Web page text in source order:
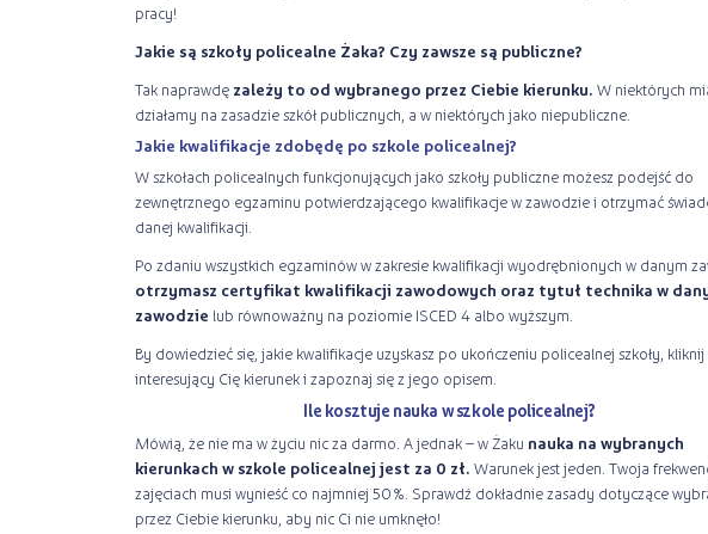
pracy!
Jakie są szkoły policealne Żaka? Czy zawsze są publiczne?
Tak naprawdę zależy to od wybranego przez Ciebie kierunku.W niektórych
działamy na zasadzie szkół publicznych, a w niektórych jako niepubliczne.
Jakie kwalifikacje zdobędę po szkole policealnej?
W szkołach policealnych funkcjonujących jako szkoły publiczne możesz podejść do
zewnętrznego egzaminu potwierdzającego kwalifikacje w zawodzie i otrzymać
danej kwalifikacji.
Po zdaniu wszystkich egzaminów w zakresie kwalifikacji wyodrębnionych w danym
otrzymasz certyfikat kwalifikacji zawodowych oraz tytuł technika w
zawodzie lub równoważny na poziomie ISCED 4 albo wyższym.
By dowiedzieć się, jakie kwalifikacje uzyskasz po ukończeniu policealnej szkoły, kliknij
interesujący Cię kierunek i zapoznaj się z jego opisem.
Ile kosztuje nauka w szkole policealnej?
Mówią, że nie ma w życiu nic za darmo. A jednak – w Żaku nauka na wybranych
kierunkach w szkole policealnej jest za 0 zł.Warunek jest jeden. Twoja
zajęciach musi wynieść co najmniej 50%. Sprawdź dokładnie zasady dotyczące
przez Ciebie kierunku, aby nic Ci nie umknęło!